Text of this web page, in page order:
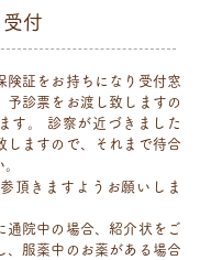
受付
険証をお持ちになり受付窓
予診票をお渡し致しますの
す。 診察が近づきました
しますので、それまで待合
頂きますようお願いしま
通院中の場合、紹介状をご
、服薬中のお薬がある場合